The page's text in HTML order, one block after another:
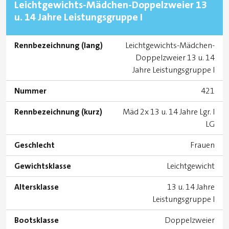
Leichtgewichts-Mädchen-Doppelzweier 13
u. 14 Jahre Leistungsgruppe I
Rennbezeichnung (lang)
Leichtgewichts-Mädchen-
Doppelzweier 13 u. 14
Jahre Leistungsgruppe I
Nummer
421
Rennbezeichnung (kurz)
Mäd 2x 13 u. 14 Jahre Lgr. I
LG
Geschlecht
Frauen
Gewichtsklasse
Leichtgewicht
Altersklasse
13 u. 14 Jahre
Leistungsgruppe I
Bootsklasse
Doppelzweier